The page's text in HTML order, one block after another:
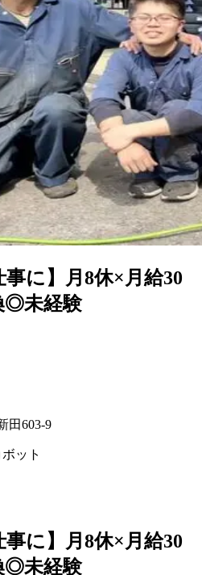
に】月8休×月給30
◎未経験
田603-9
ット
に】月8休×月給30
◎未経験